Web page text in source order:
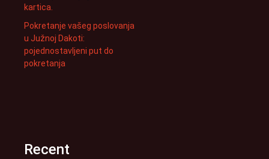
kartica.
Pokretanje vašeg poslovanja
u Južnoj Dakoti:
pojednostavljeni put do
pokretanja
Recent